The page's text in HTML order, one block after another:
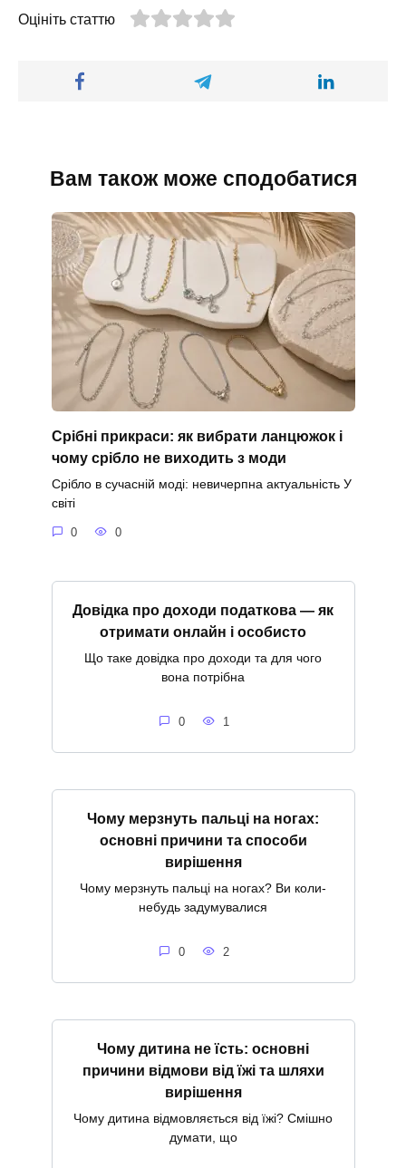
Оцініть статтю
Вам також може сподобатися
Срібні прикраси: як вибрати ланцюжок і
чому срібло не виходить з моди
Срібло в сучасній моді: невичерпна актуальність У
світі
0 0
Довідка про доходи податкова — як
отримати онлайн і особисто
Що таке довідка про доходи та для чого
вона потрібна
0 1
Чому мерзнуть пальці на ногах:
основні причини та способи
вирішення
Чому мерзнуть пальці на ногах? Ви коли-
небудь задумувалися
0 2
Чому дитина не їсть: основні
причини відмови від їжі та шляхи
вирішення
Чому дитина відмовляється від їжі? Смішно
думати, що